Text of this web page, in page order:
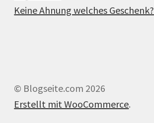
Keine Ahnung welches Geschenk?
© Blogseite.com 2026
Erstellt mit WooCommerce.